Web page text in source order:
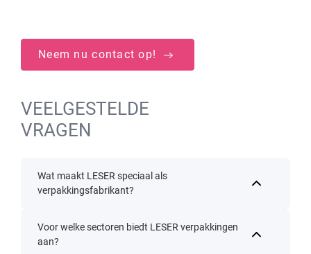
Neem nu contact op!
VEELGESTELDE
VRAGEN
Wat maakt LESER speciaal als
verpakkingsfabrikant?
Voor welke sectoren biedt LESER verpakkingen
aan?